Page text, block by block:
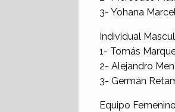
3- Yohana
Individual
1- Tomás
2- Alejandro
3- Germán
Equipo Femenino